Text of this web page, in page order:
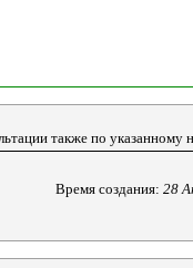
также по
Время создания: 28